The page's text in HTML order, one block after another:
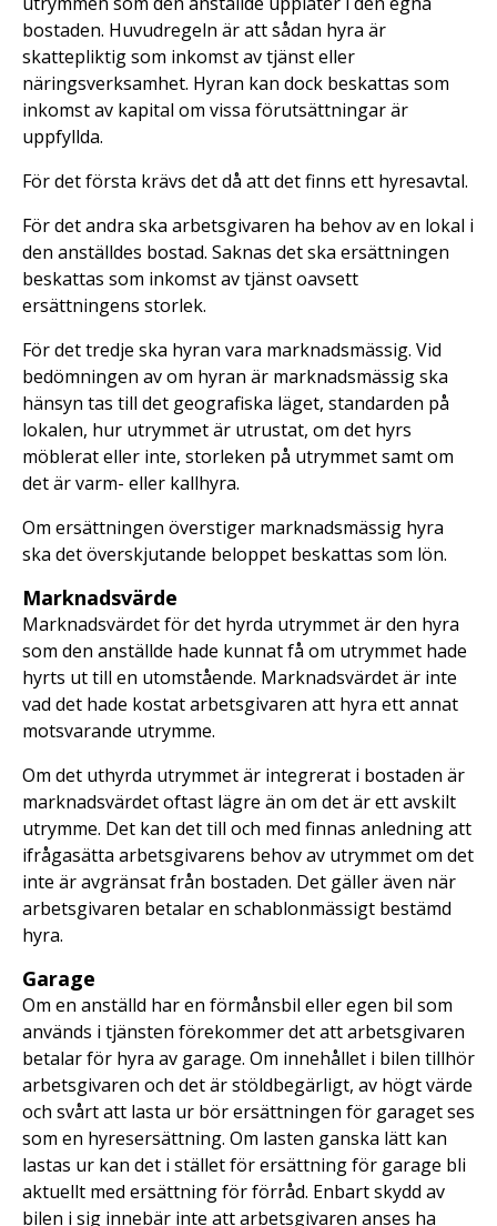
bostaden. Huvudregeln är att sådan hyra är
skattepliktig som inkomst av tjänst eller
näringsverksamhet. Hyran kan dock beskattas som
inkomst av kapital om vissa förutsättningar är
uppfyllda.
För det första krävs det då att det finns ett hyresavtal.
För det andra ska arbetsgivaren ha behov av en lokal i
den anställdes bostad. Saknas det ska ersättningen
beskattas som inkomst av tjänst oavsett
ersättningens storlek.
För det tredje ska hyran vara marknadsmässig. Vid
bedömningen av om hyran är marknadsmässig ska
hänsyn tas till det geografiska läget, standarden på
lokalen, hur utrymmet är utrustat, om det hyrs
möblerat eller inte, storleken på utrymmet samt om
det är varm- eller kallhyra.
Om ersättningen överstiger marknadsmässig hyra
ska det överskjutande beloppet beskattas som lön.
Marknadsvärde
Marknadsvärdet för det hyrda utrymmet är den hyra
som den anställde hade kunnat få om utrymmet hade
hyrts ut till en utomstående. Marknadsvärdet är inte
vad det hade kostat arbetsgivaren att hyra ett annat
motsvarande utrymme.
Om det uthyrda utrymmet är integrerat i bostaden är
marknadsvärdet oftast lägre än om det är ett avskilt
utrymme. Det kan det till och med finnas anledning att
ifrågasätta arbetsgivarens behov av utrymmet om det
inte är avgränsat från bostaden. Det gäller även när
arbetsgivaren betalar en schablonmässigt bestämd
hyra.
Garage
Om en anställd har en förmånsbil eller egen bil som
används i tjänsten förekommer det att arbetsgivaren
betalar för hyra av garage. Om innehållet i bilen tillhör
arbetsgivaren och det är stöldbegärligt, av högt värde
och svårt att lasta ur bör ersättningen för garaget ses
som en hyresersättning. Om lasten ganska lätt kan
lastas ur kan det i stället för ersättning för garage bli
aktuellt med ersättning för förråd. Enbart skydd av
bilen i sig innebär inte att arbetsgivaren anses ha